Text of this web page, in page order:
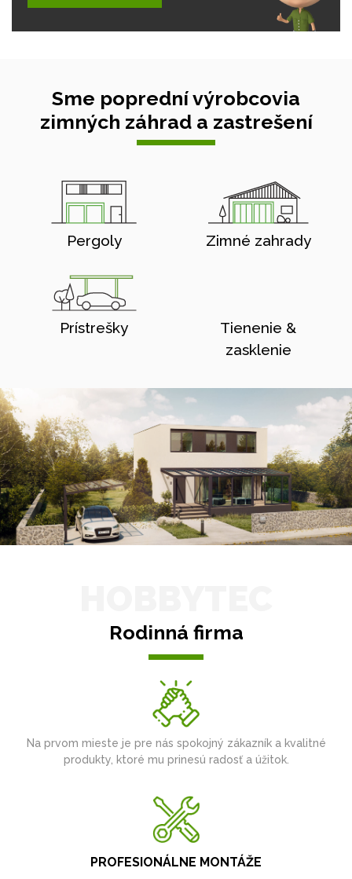
Sme poprední výrobcovia
zimných záhrad a zastrešení
Pergoly Zimné zahrady
Prístrešky
Tienenie &
zasklenie
Rodinná firma
Na prvom mieste je pre nás spokojný zákazník a kvalitné
produkty, ktoré mu prinesú radosť a úžitok.
PROFESIONÁLNE MONTÁŽE